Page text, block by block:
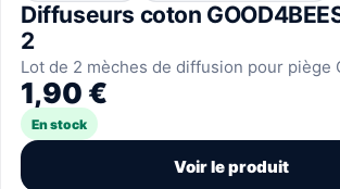
Diffuseurs coton
2
Lot de 2 mèches de diffusion pour piège
1,90 €
En stock
Voir le produit